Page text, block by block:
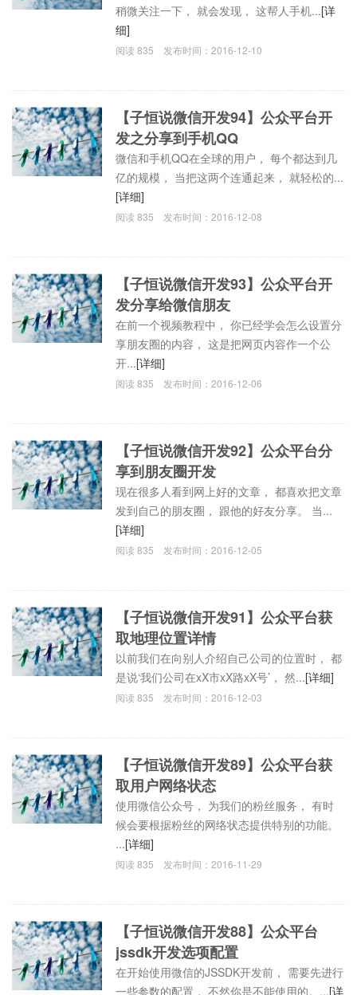
稍微关注一下， 就会发现， 这帮人手机...[详
细]
阅读835 发布时间：2016-12-10
【子恒说微信开发94】公众平台开
发之分享到手机QQ
微信和手机QQ在全球的用户， 每个都达到几
亿的规模， 当把这两个连通起来， 就轻松的...
[详细]
阅读835 发布时间：2016-12-08
【子恒说微信开发93】公众平台开
发分享给微信朋友
在前一个视频教程中， 你已经学会怎么设置分
享朋友圈的内容， 这是把网页内容作一个公
开...[详细]
阅读835 发布时间：2016-12-06
【子恒说微信开发92】公众平台分
享到朋友圈开发
现在很多人看到网上好的文章， 都喜欢把文章
发到自己的朋友圈， 跟他的好友分享。 当...
[详细]
阅读835 发布时间：2016-12-05
【子恒说微信开发91】公众平台获
取地理位置详情
以前我们在向别人介绍自己公司的位置时， 都
是说‘我们公司在xX市xX路xX号’， 然...[详细]
阅读835 发布时间：2016-12-03
【子恒说微信开发89】公众平台获
取用户网络状态
使用微信公众号， 为我们的粉丝服务， 有时
候会要根据粉丝的网络状态提供特别的功能。
...[详细]
阅读835 发布时间：2016-11-29
【子恒说微信开发88】公众平台
jssdk开发选项配置
在开始使用微信的JSSDK开发前， 需要先进行
一些参数的配置， 不然你是不能使用的。...[详